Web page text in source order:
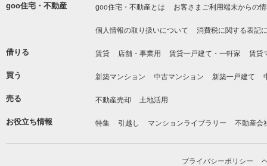
goo住宅・不動産 goo住宅・不動産とは お客さまご利用端末からの
個人情報の取り扱いについて 消費税に関する表記
借りる 賃貸 店舗・事業用 賃貸一戸建て・一軒家 賃貸
買う 新築マンション 中古マンション 新築一戸建て
売る 不動産売却 土地活用
お役立ち情報 特集 引越し マンションライブラリー 不動産会
プライバシーポリシー